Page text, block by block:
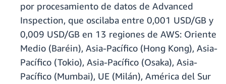
por procesamiento de datos de Advanced
Inspection, que oscilaba entre 0,001 USD/GB y
0,009 USD/GB en 13 regiones de AWS: Oriente
Medio (Baréin), Asia-Pacífico (Hong Kong), Asia-
Pacífico (Tokio), Asia-Pacífico (Osaka), Asia-
Pacífico (Mumbai), UE (Milán), América del Sur